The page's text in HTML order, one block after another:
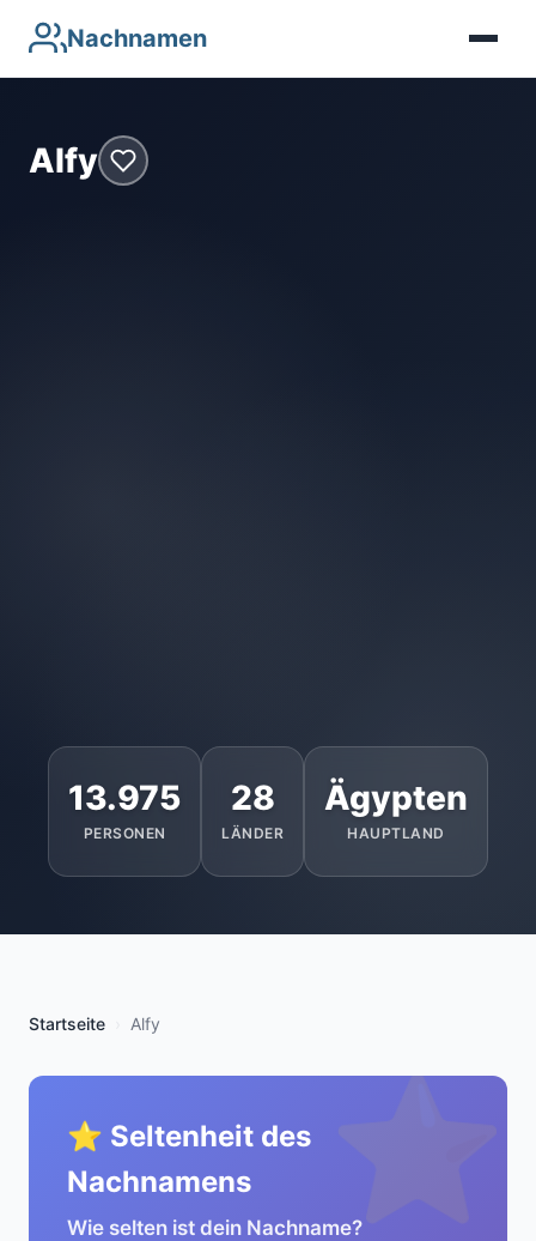
Nachnamen
Alfy
13.975
PERSONEN
28
LÄNDER
Ägypten
HAUPTLAND
Startseite Alfy
⭐
⭐ Seltenheit des
Nachnamens
Wie selten ist dein Nachname?